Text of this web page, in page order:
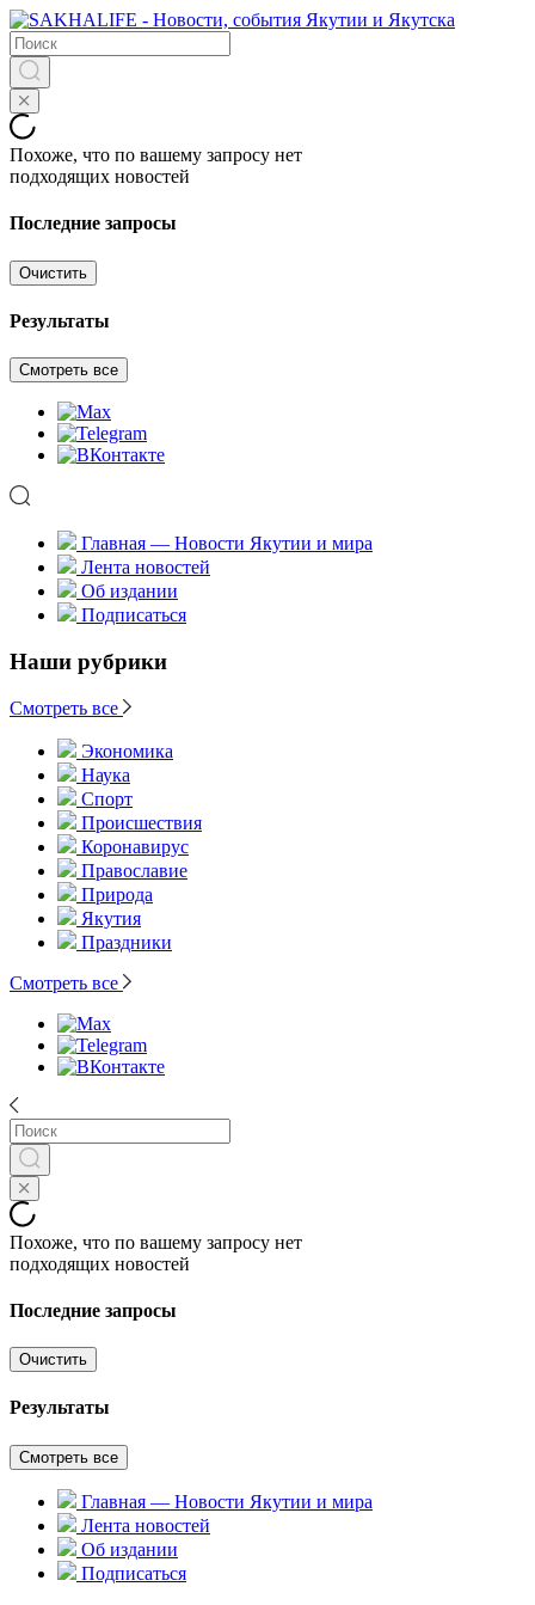
Похоже, что по вашему запросу нет
подходящих новостей
Последние запросы
Очистить
Результаты
Смотреть все
Главная — Новости Якутии и мира
Лента новостей
Об издании
Подписаться
Наши рубрики
Смотреть все
Экономика
Наука
Спорт
Происшествия
Коронавирус
Православие
Природа
Якутия
Праздники
Смотреть все
Похоже, что по вашему запросу нет
подходящих новостей
Последние запросы
Очистить
Результаты
Смотреть все
Главная — Новости Якутии и мира
Лента новостей
Об издании
Подписаться